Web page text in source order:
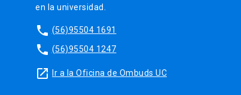
en la universidad.
phone (56)95504 1691
phone (56)95504 1247
launch Ir a la Oficina de Ombuds UC